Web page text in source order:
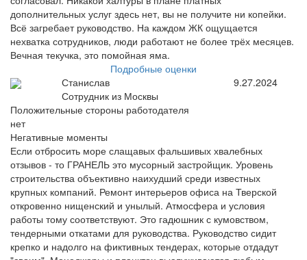
дополнительных услуг здесь нет, вы не получите ни копейки.
Всё загребает руководство. На каждом ЖК ощущается
нехватка сотрудников, люди работают не более трёх месяцев.
Вечная текучка, это помойная яма.
Подробные оценки
Станислав
Сотрудник из Москвы
9.27.2024
Положительные стороны работодателя
нет
Негативные моменты
Если отбросить море слащавых фальшивых хвалебных
отзывов - то ГРАНЕЛЬ это мусорный застройщик. Уровень
строительства объективно наихудший среди известных
крупных компаний. Ремонт интерьеров офиса на Тверской
откровенно нищенский и унылый. Атмосфера и условия
работы тому соответствуют. Это гадюшник с кумовством,
тендерными откатами для руководства. Руководство сидит
крепко и надолго на фиктивных тендерах, которые отдадут